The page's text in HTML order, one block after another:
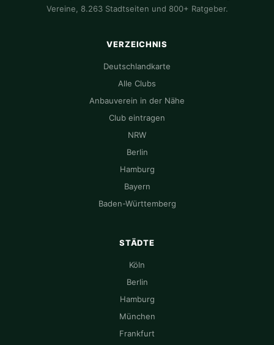
Vereine, 8.263 Stadtseiten und 800+ Ratgeber.
VERZEICHNIS
Deutschlandkarte
Alle Clubs
Anbauverein in der Nähe
Club eintragen
NRW
Berlin
Hamburg
Bayern
Baden-Württemberg
STÄDTE
Köln
Berlin
Hamburg
München
Frankfurt